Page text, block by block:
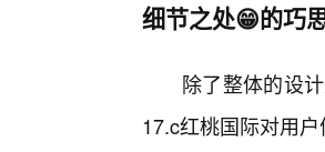
细节之处😁的巧思
除了整体的设
17.c红桃国际对用